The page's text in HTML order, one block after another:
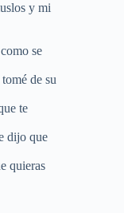
y mi
se
de su
te
dijo que
quieras